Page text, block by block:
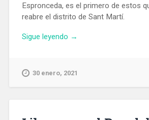
Espronceda, es el primero de estos
reabre el distrito de Sant Martí.
Sigue leyendo «Abre
quiosco
→
30 enero, 2021